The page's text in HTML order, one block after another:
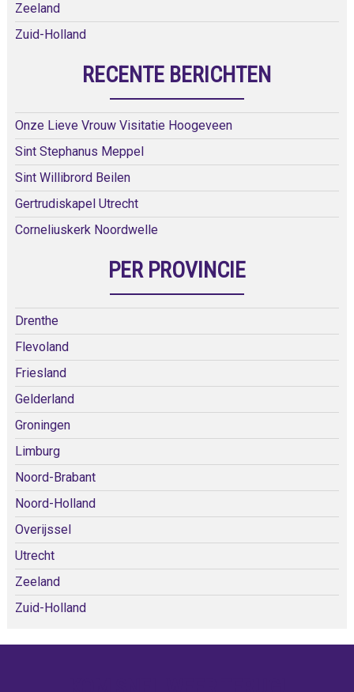
Zeeland
Zuid-Holland
RECENTE BERICHTEN
Onze Lieve Vrouw Visitatie Hoogeveen
Sint Stephanus Meppel
Sint Willibrord Beilen
Gertrudiskapel Utrecht
Corneliuskerk Noordwelle
PER PROVINCIE
Drenthe
Flevoland
Friesland
Gelderland
Groningen
Limburg
Noord-Brabant
Noord-Holland
Overijssel
Utrecht
Zeeland
Zuid-Holland